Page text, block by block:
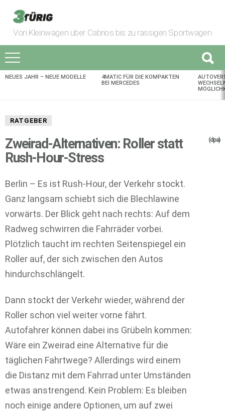
Von Kleinwagen über Cabrios bis zu rassigen Sportwagen
AKTUELLES
NEUES JAHR – NEUE MODELLE
4MATIC FÜR DIE KOMPAKTEN
BEI MERCEDES
RATGEBER
Zweirad-Alternativen: Roller statt
Rush-Hour-Stress
(dpa)
Berlin – Es ist Rush-Hour, der Verkehr stockt.
Ganz langsam schiebt sich die Blechlawine
vorwärts. Der Blick geht nach rechts: Auf dem
Radweg schwirren die Fahrräder vorbei.
Plötzlich taucht im rechten Seitenspiegel ein
Roller auf, der sich zwischen den Autos
hindurchschlängelt.
Dann stockt der Verkehr wieder, während der
Roller schon viel weiter vorne fährt.
Autofahrer können dabei ins Grübeln kommen:
Wäre ein Zweirad eine Alternative für die
täglichen Fahrtwege? Allerdings wird einem
die Distanz mit dem Fahrrad unter Umständen
etwas anstrengend. Kein Problem: Es bleiben
noch einige andere Optionen, um auf zwei